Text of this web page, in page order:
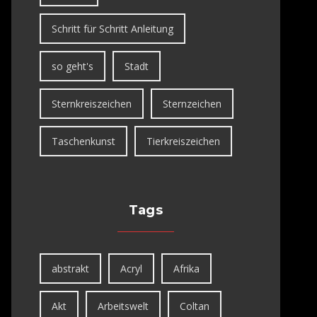
Schritt für Schritt Anleitung
so geht's Stadt
Sternkreiszeichen Sternzeichen
Taschenkunst Tierkreiszeichen
Tags
abstrakt Acryl Afrika
Akt Arbeitswelt Coltan